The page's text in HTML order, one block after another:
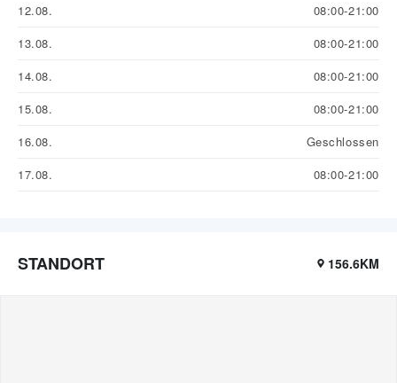
12.08.
08:00-21:00
13.08.
08:00-21:00
14.08.
08:00-21:00
15.08.
08:00-21:00
16.08.
Geschlossen
17.08.
08:00-21:00
STANDORT 156.6KM